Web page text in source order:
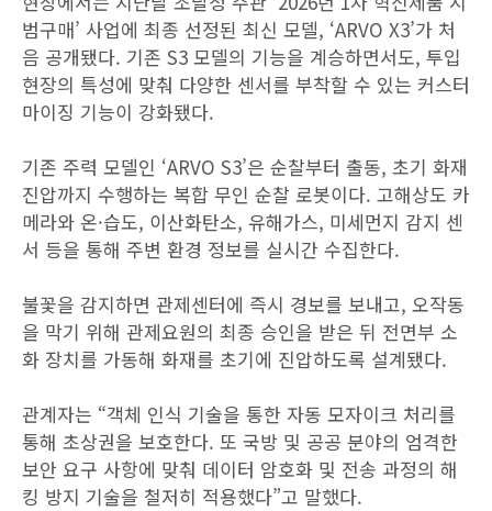
범구매’ 사업에 최종 선정된 최신 모델, ‘ARVO X3’가 처
음 공개됐다. 기존 S3 모델의 기능을 계승하면서도, 투입
현장의 특성에 맞춰 다양한 센서를 부착할 수 있는 커스터
마이징 기능이 강화됐다.
기존 주력 모델인 ‘ARVO S3’은 순찰부터 출동, 초기 화재
진압까지 수행하는 복합 무인 순찰 로봇이다. 고해상도 카
메라와 온·습도, 이산화탄소, 유해가스, 미세먼지 감지 센
서 등을 통해 주변 환경 정보를 실시간 수집한다.
불꽃을 감지하면 관제센터에 즉시 경보를 보내고, 오작동
을 막기 위해 관제요원의 최종 승인을 받은 뒤 전면부 소
화 장치를 가동해 화재를 초기에 진압하도록 설계됐다.
관계자는 “객체 인식 기술을 통한 자동 모자이크 처리를
통해 초상권을 보호한다. 또 국방 및 공공 분야의 엄격한
보안 요구 사항에 맞춰 데이터 암호화 및 전송 과정의 해
킹 방지 기술을 철저히 적용했다”고 말했다.